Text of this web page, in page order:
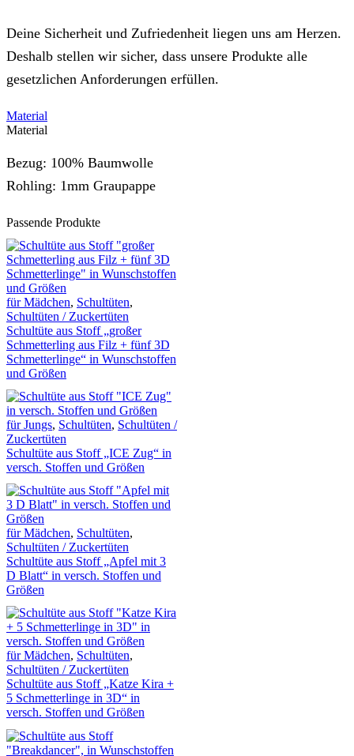
Deine Sicherheit und Zufriedenheit liegen uns am Herzen.
Deshalb stellen wir sicher, dass unsere Produkte alle
gesetzlichen Anforderungen erfüllen.
Material
Material
Bezug: 100% Baumwolle
Rohling: 1mm Graupappe
Passende Produkte
für Mädchen, Schultüten,
Schultüten / Zuckertüten
Schultüte aus Stoff „großer
Schmetterling aus Filz + fünf 3D
Schmetterlinge“ in Wunschstoffen
und Größen
für Jungs, Schultüten, Schultüten /
Zuckertüten
Schultüte aus Stoff „ICE Zug“ in
versch. Stoffen und Größen
für Mädchen, Schultüten,
Schultüten / Zuckertüten
Schultüte aus Stoff „Apfel mit 3
D Blatt“ in versch. Stoffen und
Größen
für Mädchen, Schultüten,
Schultüten / Zuckertüten
Schultüte aus Stoff „Katze Kira +
5 Schmetterlinge in 3D“ in
versch. Stoffen und Größen